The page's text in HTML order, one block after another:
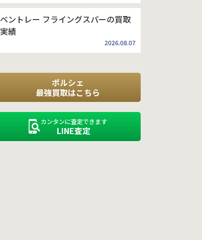
ベントレー フライングスパーの買取
実績
2026.08.07
ポルシェ
最強買取はこちら
カンタンに査定できます
LINE査定